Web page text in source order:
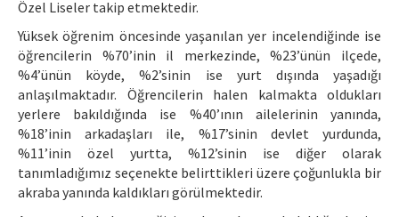
Özel Liseler takip etmektedir.
Yüksek öğrenim öncesinde yaşanılan yer incelendiğinde ise
öğrencilerin %70’inin il merkezinde, %23’ünün ilçede,
%4’ünün köyde, %2’sinin ise yurt dışında yaşadığı
anlaşılmaktadır. Öğrencilerin halen kalmakta oldukları
yerlere bakıldığında ise %40’ının ailelerinin yanında,
%18’inin arkadaşları ile, %17’sinin devlet yurdunda,
%11’inin özel yurtta, %12’sinin ise diğer olarak
tanımladığımız seçenekte belirttikleri üzere çoğunlukla bir
akraba yanında kaldıkları görülmektedir.